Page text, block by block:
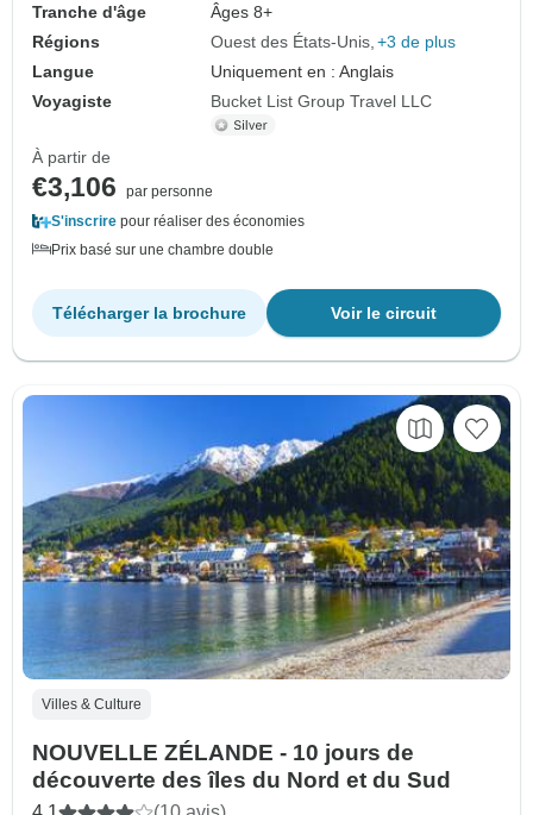
Tranche d'âge
Âges 8+
Régions
Ouest des États-Unis +3 de plus
Langue
Uniquement en : Anglais
Voyagiste
Bucket List Group Travel LLC
À partir de
€3,106
par personne
S'inscrire pour réaliser des économies
Prix basé sur une chambre double
Voir le circuit
Télécharger la brochure
Villes & Culture
NOUVELLE ZÉLANDE - 10 jours de
découverte des îles du Nord et du Sud